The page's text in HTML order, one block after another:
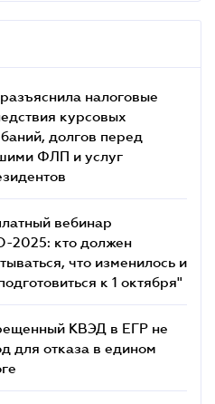
налоговые
курсовых
долгов перед
ФЛП и услуг
вебинар
2025: кто должен
что изменилось и
к 1 октября"
КВЭД в ЕГР не
для отказа в едином